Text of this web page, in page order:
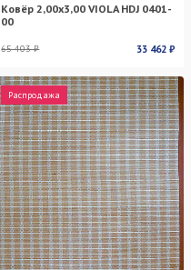
Ковёр 2,00х3,00 VIOLA HDJ 0401-
00
65 403 ₽ 33 462 ₽
Распродажа